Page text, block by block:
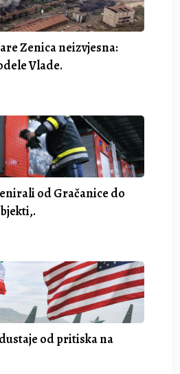
Zenica neizvjesna:
Vlade.
od Gračanice do
od pritiska na